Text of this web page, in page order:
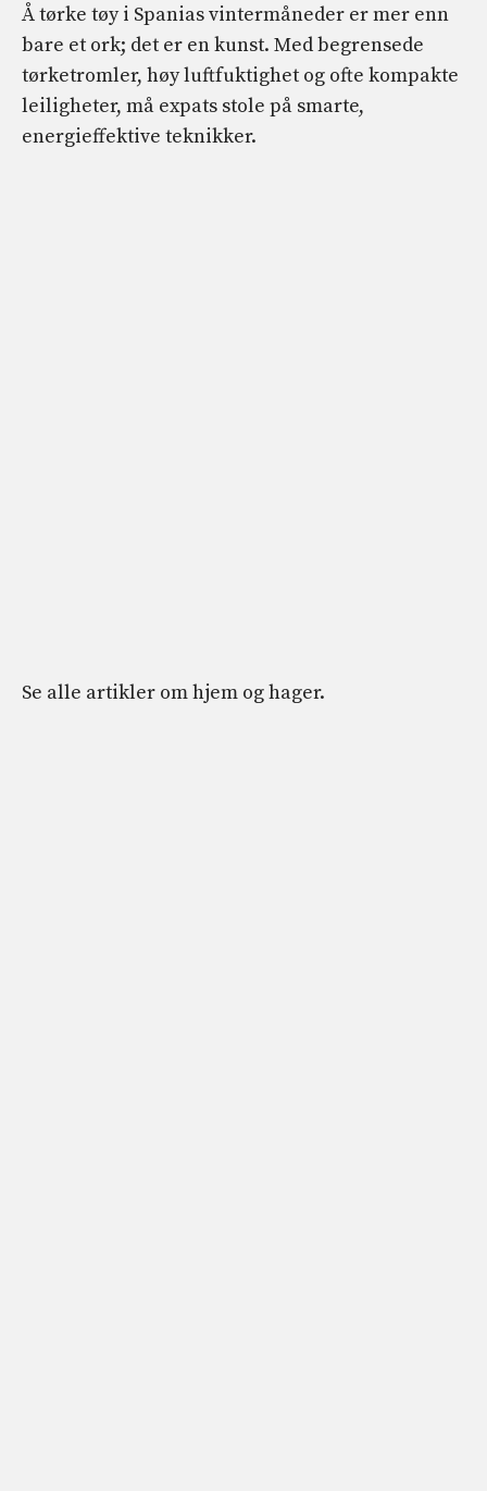
Å tørke tøy i Spanias vintermåneder er mer enn
bare et ork; det er en kunst. Med begrensede
tørketromler, høy luftfuktighet og ofte kompakte
leiligheter, må expats stole på smarte,
energieffektive teknikker.
Se alle artikler om hjem og hager.